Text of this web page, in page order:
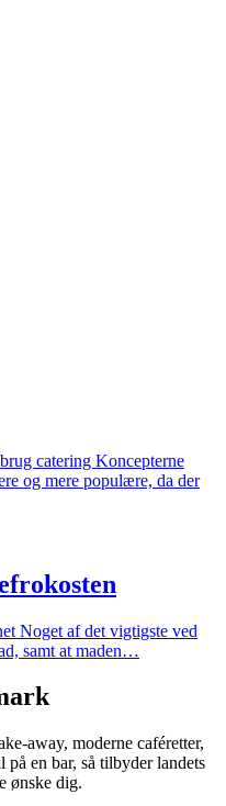
catering Koncepterne
og mere populære, da der
Noget af det vigtigste ved
samt at maden…
away, moderne caféretter,
en bar, så tilbyder landets
ønske dig.